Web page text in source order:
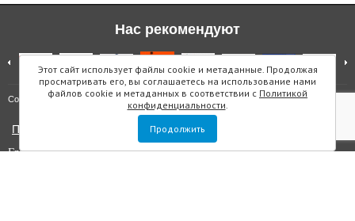
Этот сайт использует файлы cookie и метаданные. Продолжая
просматривать его, вы соглашаетесь на использование нами
файлов cookie и метаданных в соответствии с Политикой
конфиденциальности.
Продолжить
Нас рекомендуют
Copyright © "Инмарин" Карта сайта
Политика конфиденциальности
Главный редактор Маслова Е.О.